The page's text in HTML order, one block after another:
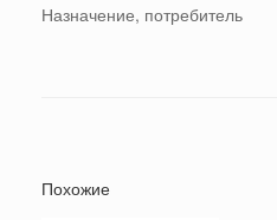
Назначение, потребитель
Похожие